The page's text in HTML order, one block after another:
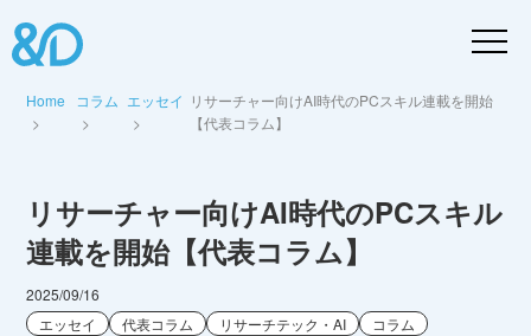
Home コラム エッセイ リサーチャー向けAI時代のPCスキル連載を開始
【代表コラム】
リサーチャー向けAI時代のPCスキル
連載を開始【代表コラム】
2025/09/16
エッセイ
代表コラム リサーチテック・AI
コラム